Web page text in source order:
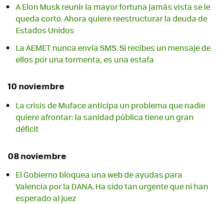
A Elon Musk reunir la mayor fortuna jamás vista se le
queda corto. Ahora quiere reestructurar la deuda de
Estados Unidos
La AEMET nunca envía SMS. Si recibes un mensaje de
ellos por una tormenta, es una estafa
10 noviembre
La crisis de Muface anticipa un problema que nadie
quiere afrontar: la sanidad pública tiene un gran
déficit
08 noviembre
El Gobierno bloquea una web de ayudas para
Valencia por la DANA. Ha sido tan urgente que ni han
esperado al juez